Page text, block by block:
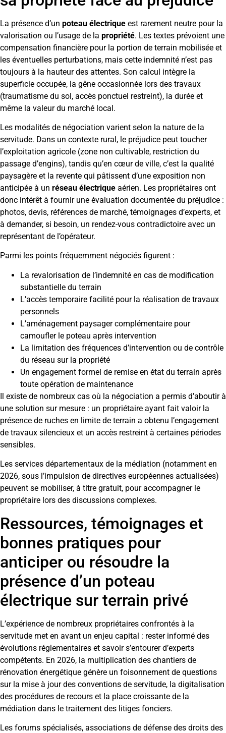
La présence d’un poteau électrique est rarement neutre pour la
valorisation ou l’usage de la propriété. Les textes prévoient une
compensation financière pour la portion de terrain mobilisée et
les éventuelles perturbations, mais cette indemnité n’est pas
toujours à la hauteur des attentes. Son calcul intègre la
superficie occupée, la gêne occasionnée lors des travaux
(traumatisme du sol, accès ponctuel restreint), la durée et
même la valeur du marché local.
Les modalités de négociation varient selon la nature de la
servitude. Dans un contexte rural, le préjudice peut toucher
l’exploitation agricole (zone non cultivable, restriction du
passage d’engins), tandis qu’en cœur de ville, c’est la qualité
paysagère et la revente qui pâtissent d’une exposition non
anticipée à un réseau électrique aérien. Les propriétaires ont
donc intérêt à fournir une évaluation documentée du préjudice :
photos, devis, références de marché, témoignages d’experts, et
à demander, si besoin, un rendez-vous contradictoire avec un
représentant de l’opérateur.
Parmi les points fréquemment négociés figurent :
La revalorisation de l’indemnité en cas de modification
substantielle du terrain
L’accès temporaire facilité pour la réalisation de travaux
personnels
L’aménagement paysager complémentaire pour
camoufler le poteau après intervention
La limitation des fréquences d’intervention ou de contrôle
du réseau sur la propriété
Un engagement formel de remise en état du terrain après
toute opération de maintenance
Il existe de nombreux cas où la négociation a permis d’aboutir à
une solution sur mesure : un propriétaire ayant fait valoir la
présence de ruches en limite de terrain a obtenu l’engagement
de travaux silencieux et un accès restreint à certaines périodes
sensibles.
Les services départementaux de la médiation (notamment en
2026, sous l’impulsion de directives européennes actualisées)
peuvent se mobiliser, à titre gratuit, pour accompagner le
propriétaire lors des discussions complexes.
Ressources, témoignages et
bonnes pratiques pour
anticiper ou résoudre la
présence d’un poteau
électrique sur terrain privé
L’expérience de nombreux propriétaires confrontés à la
servitude met en avant un enjeu capital : rester informé des
évolutions réglementaires et savoir s’entourer d’experts
compétents. En 2026, la multiplication des chantiers de
rénovation énergétique génère un foisonnement de questions
sur la mise à jour des conventions de servitude, la digitalisation
des procédures de recours et la place croissante de la
médiation dans le traitement des litiges fonciers.
Les forums spécialisés, associations de défense des droits des